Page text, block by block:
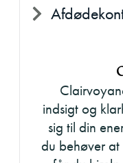
indsigt og
sig til din
du behøver